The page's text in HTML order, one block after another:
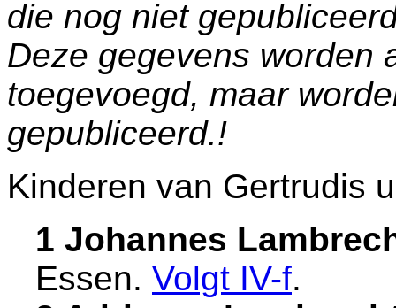
die nog niet
Deze gegevens worden
toegevoegd, maar
gepubliceerd.!
Kinderen van Gertrudis
1 Johannes
Essen. Volgt IV-f.